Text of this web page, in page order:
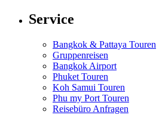
Service
Bangkok & Pattaya Touren
Gruppenreisen
Bangkok Airport
Phuket Touren
Koh Samui Touren
Phu my Port Touren
Reisebüro Anfragen